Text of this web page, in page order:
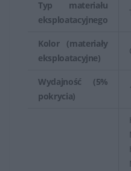
Typ materiału
eksploatacyjnego
Kolor (materiały
eksploatacyjne)
Wydajność (5%
pokrycia)